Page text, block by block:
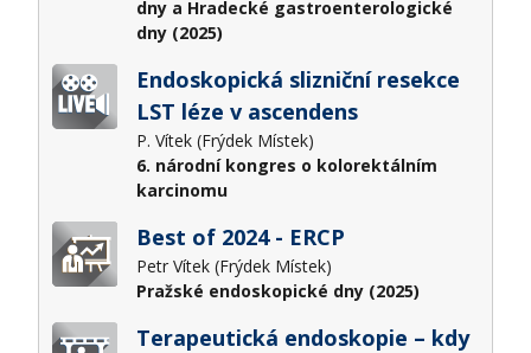
dny a Hradecké gastroenterologické
dny (2025)
Endoskopická slizniční resekce
LST léze v ascendens
P. Vítek (Frýdek Místek)
6. národní kongres o kolorektálním
karcinomu
Best of 2024 - ERCP
Petr Vítek (Frýdek Místek)
Pražské endoskopické dny (2025)
Terapeutická endoskopie – kdy